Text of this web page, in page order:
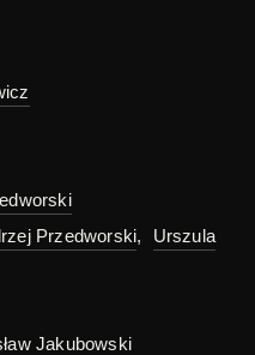
Przedworski,
Urszula
Jakubowski